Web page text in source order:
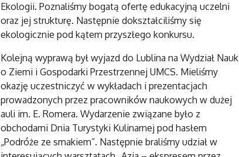
Ekologii. Poznaliśmy bogatą ofertę edukacyjną uczelni
oraz jej strukturę. Następnie dokształciliśmy się
ekologicznie pod kątem przyszłego konkursu.
Kolejną wyprawą był wyjazd do Lublina na Wydział Nauk
o Ziemi i Gospodarki Przestrzennej UMCS. Mieliśmy
okazję uczestniczyć w wykładach i prezentacjach
prowadzonych przez pracowników naukowych w dużej
auli im. E. Romera. Wydarzenie związane było z
obchodami Dnia Turystyki Kulinarnej pod hasłem
„Podróże ze smakiem”. Następnie braliśmy udział w